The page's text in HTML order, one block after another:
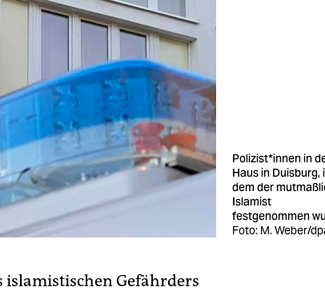
Po­li­zis­t*in­nen in
Haus in Duisburg,
dem der
Islamist
festgenommen
Foto: M. Weber/
islamistischen Gefährders